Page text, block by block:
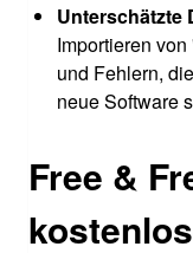
Unterschätzte
Importieren
und Fehlern,
neue Software
Free &